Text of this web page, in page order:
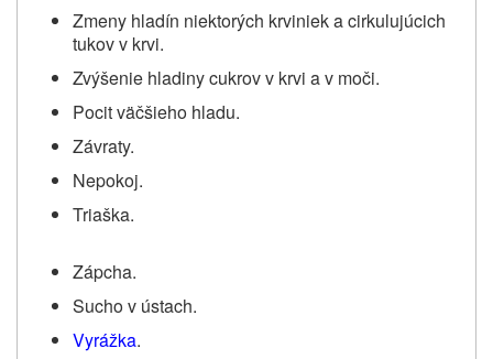
Zmeny hladín niektorých krviniek a cirkulujúcich
tukov v krvi.
Zvýšenie hladiny cukrov v krvi a v moči.
Pocit väčšieho hladu.
Závraty.
Nepokoj.
Triaška.
Zápcha.
Sucho v ústach.
Vyrážka.